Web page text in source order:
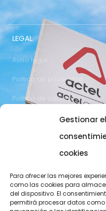
Gestionar el
cookies
Para ofrecer las mejores
como las cookies para
del dispositivo. El
permitirá procesar datos
LEGAL
Aviso legal
Política de privacidad
Política de cookies
973 700 800
actel@actel.es
25196 Lleida
CONOCE NOVACOOP